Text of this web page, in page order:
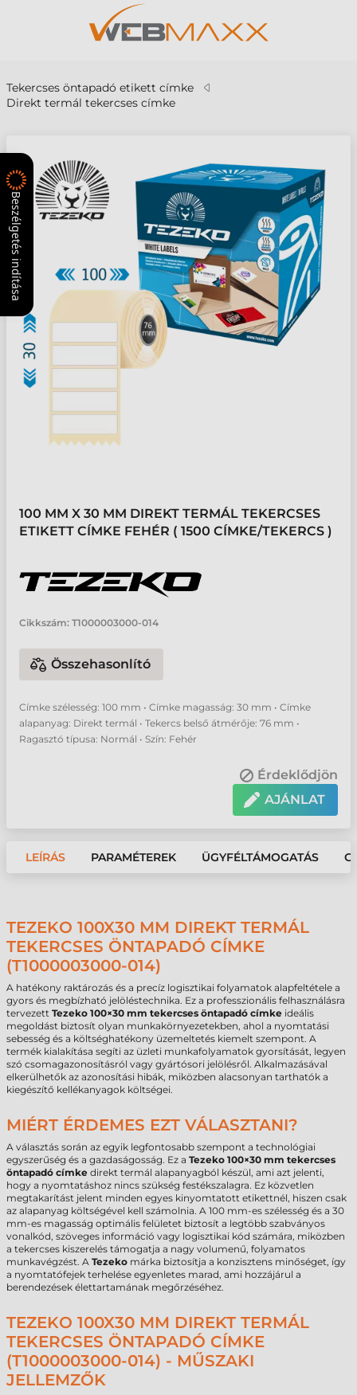
Tekercses öntapadó etikett címke
Direkt termál tekercses címke
100 MM X 30 MM DIREKT TERMÁL TEKERCSES
ETIKETT CÍMKE FEHÉR ( 1500 CÍMKE/TEKERCS )
Cikkszám: T1000003000-014
Összehasonlító
Címke szélesség: 100 mm • Címke magasság: 30 mm • Címke
alapanyag: Direkt termál • Tekercs belső átmérője: 76 mm •
Ragasztó típusa: Normál • Szín: Fehér
Érdeklődjön
AJÁNLAT
LEÍRÁS PARAMÉTEREK ÜGYFÉLTÁMOGATÁS
TEZEKO 100X30 MM DIREKT TERMÁL
TEKERCSES ÖNTAPADÓ CÍMKE
(T1000003000-014)
A hatékony raktározás és a precíz logisztikai folyamatok alapfeltétele a
gyors és megbízható jelöléstechnika. Ez a professzionális felhasználásra
tervezett Tezeko 100×30 mm tekercses öntapadó címke ideális
megoldást biztosít olyan munkakörnyezetekben, ahol a nyomtatási
sebesség és a költséghatékony üzemeltetés kiemelt szempont. A
termék kialakítása segíti az üzleti munkafolyamatok gyorsítását, legyen
szó csomagazonosításról vagy gyártósori jelölésről. Alkalmazásával
elkerülhetők az azonosítási hibák, miközben alacsonyan tarthatók a
kiegészítő kellékanyagok költségei.
MIÉRT ÉRDEMES EZT VÁLASZTANI?
A választás során az egyik legfontosabb szempont a technológiai
egyszerűség és a gazdaságosság. Ez a Tezeko 100×30 mm tekercses
öntapadó címke direkt termál alapanyagból készül, ami azt jelenti,
hogy a nyomtatáshoz nincs szükség festékszalagra. Ez közvetlen
megtakarítást jelent minden egyes kinyomtatott etikettnél, hiszen csak
az alapanyag költségével kell számolnia. A 100 mm-es szélesség és a 30
mm-es magasság optimális felületet biztosít a legtöbb szabványos
vonalkód, szöveges információ vagy logisztikai kód számára, miközben
a tekercses kiszerelés támogatja a nagy volumenű, folyamatos
munkavégzést. A Tezeko márka biztosítja a konzisztens minőséget, így
a nyomtatófejek terhelése egyenletes marad, ami hozzájárul a
berendezések élettartamának megőrzéséhez.
TEZEKO 100X30 MM DIREKT TERMÁL
TEKERCSES ÖNTAPADÓ CÍMKE
(T1000003000-014) - MŰSZAKI
JELLEMZŐK
Beszélgetés indítása